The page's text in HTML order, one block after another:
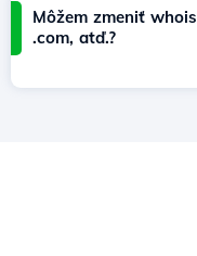
Môžem zmeniť
.com, atď.?